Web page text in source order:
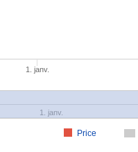
Price
1. janv.
1. janv.